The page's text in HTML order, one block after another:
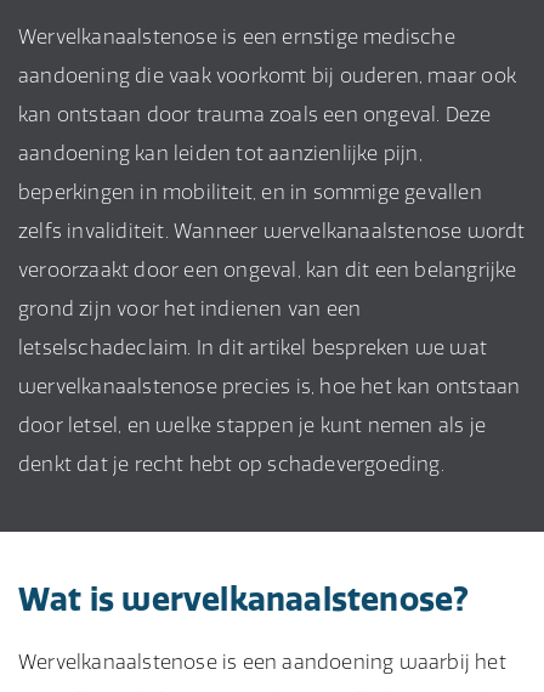
Wervelkanaalstenose is een ernstige medische
aandoening die vaak voorkomt bij ouderen, maar ook
kan ontstaan door trauma zoals een ongeval. Deze
aandoening kan leiden tot aanzienlijke pijn,
beperkingen in mobiliteit, en in sommige gevallen
zelfs invaliditeit. Wanneer wervelkanaalstenose wordt
veroorzaakt door een ongeval, kan dit een belangrijke
grond zijn voor het indienen van een
letselschadeclaim. In dit artikel bespreken we wat
wervelkanaalstenose precies is, hoe het kan ontstaan
door letsel, en welke stappen je kunt nemen als je
denkt dat je recht hebt op schadevergoeding.
Wat is wervelkanaalstenose?
Wervelkanaalstenose is een aandoening waarbij het